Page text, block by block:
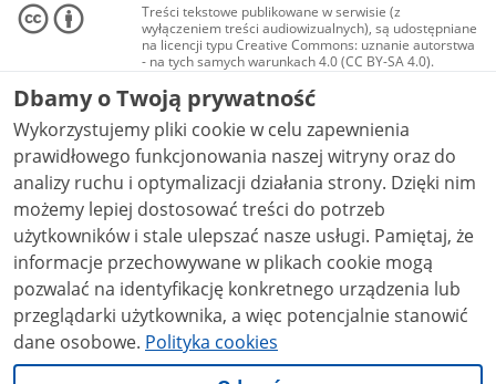
Treści tekstowe publikowane w serwisie (z
wyłączeniem treści audiowizualnych), są udostępniane
na licencji typu Creative Commons: uznanie autorstwa
- na tych samych warunkach 4.0 (CC BY-SA 4.0).
Materiały audiowizualne, w tym zdjęcia, materiały
audio i wideo, są udostępniane na licencji typu
Creative Commons: uznanie autorstwa użycie
niekomercyjne - bez utworów zależnych 4.0 (CC BY-
NC-ND 4.0), o ile nie jest to stwierdzone inaczej.
Dbamy o Twoją prywatność
Wykorzystujemy pliki cookie w celu zapewnienia
prawidłowego funkcjonowania naszej witryny oraz do
analizy ruchu i optymalizacji działania strony. Dzięki nim
możemy lepiej dostosować treści do potrzeb
użytkowników i stale ulepszać nasze usługi. Pamiętaj, że
informacje przechowywane w plikach cookie mogą
pozwalać na identyfikację konkretnego urządzenia lub
przeglądarki użytkownika, a więc potencjalnie stanowić
dane osobowe. Polityka cookies